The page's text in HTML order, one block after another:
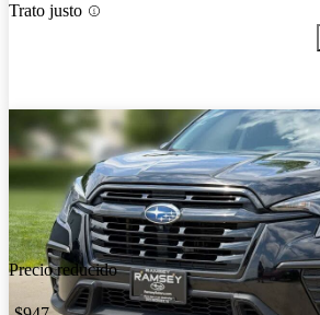
Trato justo
Precio reducido